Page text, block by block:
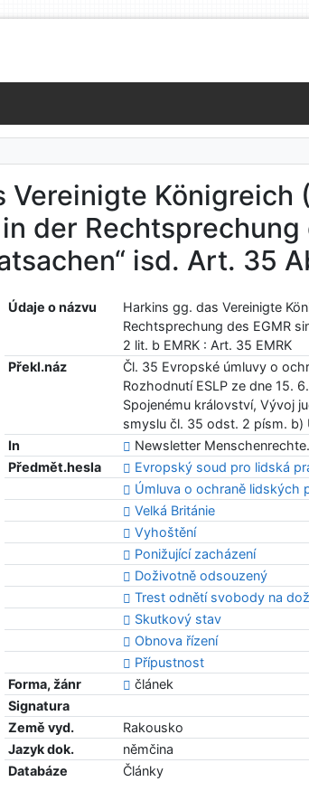
Vereinigte Königreich
der Rechtsprechung
isd. Art. 35
Údaje o názvu
Harkins gg. das Vereinigte
Rechtsprechung des EGMR
2 lit. b EMRK : Art. 35 EMRK
Překl.náz
Čl. 35 Evropské úmluvy o
Rozhodnutí ESLP ze dne 15.
Spojenému království, Vývoj
smyslu čl. 35 odst. 2 písm. b)
In
Newsletter
Předmět.hesla
Evropský soud pro lidská
Úmluva o ochraně lidských
Velká Británie
Vyhoštění
Ponižující zacházení
Doživotně odsouzený
Trest odnětí svobody na
Skutkový stav
Obnova řízení
Přípustnost
Forma, žánr
článek
Signatura
Země vyd.
Rakousko
Jazyk dok.
němčina
Databáze
Články